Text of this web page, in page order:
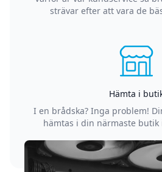
strävar efter att vara de
Hämta i
I en brådska? Inga problem!
hämtas i din närmaste